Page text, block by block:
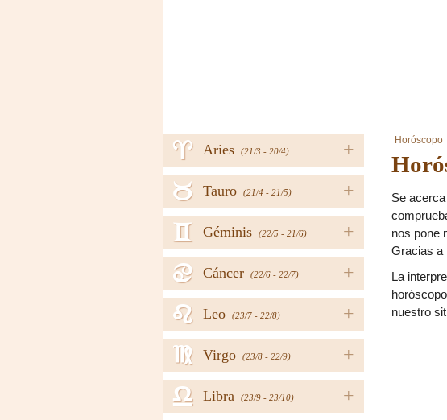
+
Aries (21/3 - 20/4)
a
+
Tauro (21/4 - 21/5)
b
+
Géminis (22/5 - 21/6)
c
+
Cáncer (22/6 - 22/7)
d
+
Leo (23/7 - 22/8)
e
+
Virgo (23/8 - 22/9)
f
+
Libra (23/9 - 23/10)
g
Horóscopo
Se
nos pone
Gracias a
La
nuestro